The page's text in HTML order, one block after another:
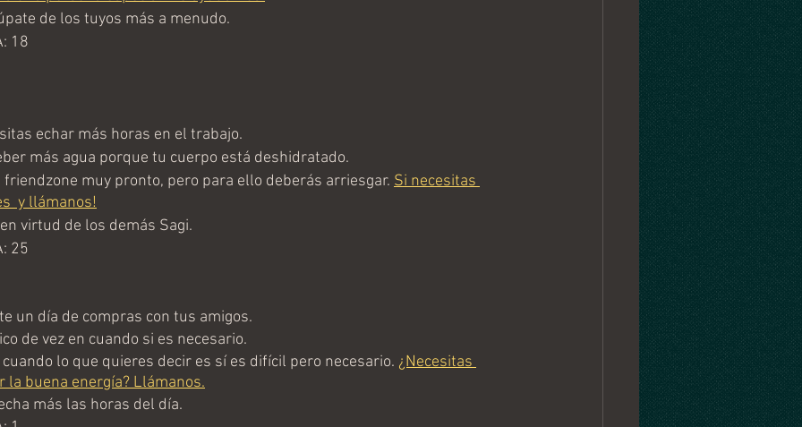
de los tuyos más a menudo.
18
echar más horas en el trabajo.
más agua porque tu cuerpo está deshidratado.
friendzone muy pronto, pero para ello deberás arriesgar. Si necesitas
y llámanos!
virtud de los demás Sagi.
25
un día de compras con tus amigos.
de vez en cuando si es necesario.
cuando lo que quieres decir es sí es difícil pero necesario. ¿Necesitas
la buena energía? Llámanos.
más las horas del día.